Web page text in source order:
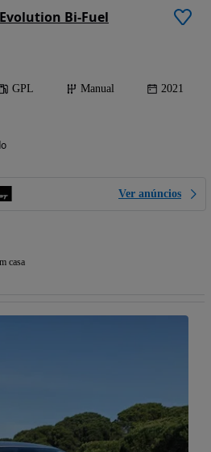
Bi-Fuel
GPL Manual 2021
Ver anúncios
casa